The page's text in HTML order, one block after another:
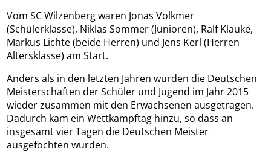
Vom SC Wilzenberg waren Jonas Volkmer
(Schülerklasse), Niklas Sommer (Junioren), Ralf Klauke,
Markus Lichte (beide Herren) und Jens Kerl (Herren
Altersklasse) am Start.
Anders als in den letzten Jahren wurden die Deutschen
Meisterschaften der Schüler und Jugend im Jahr 2015
wieder zusammen mit den Erwachsenen ausgetragen.
Dadurch kam ein Wettkampftag hinzu, so dass an
insgesamt vier Tagen die Deutschen Meister
ausgefochten wurden.